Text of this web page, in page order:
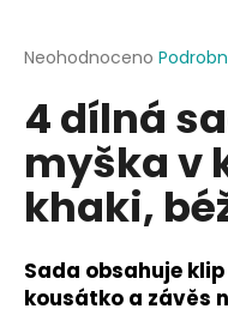
Průměrné
produktu
je
5
hvězdiček.
Neohodnoceno
4 dílná
myška v
khaki,
Sada obsahuje
kousátko a závěs
j
t
?